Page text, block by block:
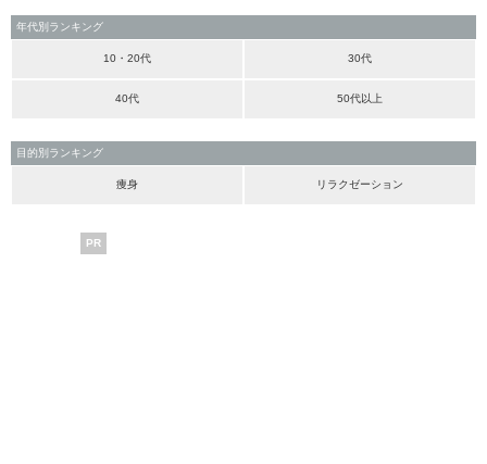
年代別ランキング
10・20代 30代
40代 50代以上
目的別ランキング
痩身 リラクゼーション
PR